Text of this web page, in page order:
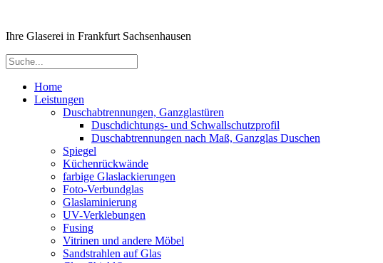
Ihre Glaserei in Frankfurt Sachsenhausen
Home
Leistungen
Duschabtrennungen, Ganzglastüren
Duschdichtungs- und Schwallschutzprofil
Duschabtrennungen nach Maß, Ganzglas Duschen
Spiegel
Küchenrückwände
farbige Glaslackierungen
Foto-Verbundglas
Glaslaminierung
UV-Verklebungen
Fusing
Vitrinen und andere Möbel
Sandstrahlen auf Glas